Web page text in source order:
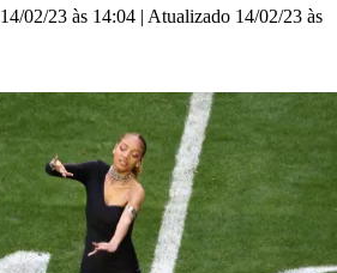
14/02/23 às 14:04 | Atualizado 14/02/23 às